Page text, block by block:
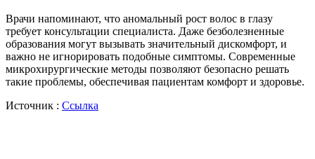
Врачи напоминают, что аномальный рост волос в глазу
требует консультации специалиста. Даже безболезненные
образования могут вызывать значительный дискомфорт, и
важно не игнорировать подобные симптомы. Современные
микрохирургические методы позволяют безопасно решать
такие проблемы, обеспечивая пациентам комфорт и здоровье.
Источник : Ссылка